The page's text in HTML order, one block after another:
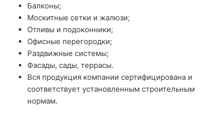
Полтава
Чернигов
Черкассы
Черновцы
Балконы;
Москитные сетки и жалюзи;
Отливы и подоконники;
Офисные перегородки;
Раздвижные системы;
Фасады, сады, террасы.
Вся продукция компании сертифицирована и
соответствует установленным строительным
нормам.